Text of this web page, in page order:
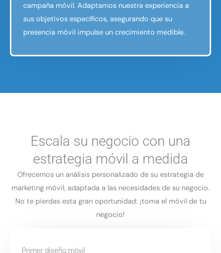
campaña móvil. Adaptamos nuestra experiencia a
sus objetivos específicos, asegurando que su
presencia móvil impulse un crecimiento medible.
Escala su negocio con una
estrategia móvil a medida
Ofrecemos un análisis personalizado de su estrategia de
marketing móvil, adaptada a las necesidades de su negocio.
No te pierdas esta gran oportunidad: ¡toma el móvil de tu
negocio!
Primer diseño móvil